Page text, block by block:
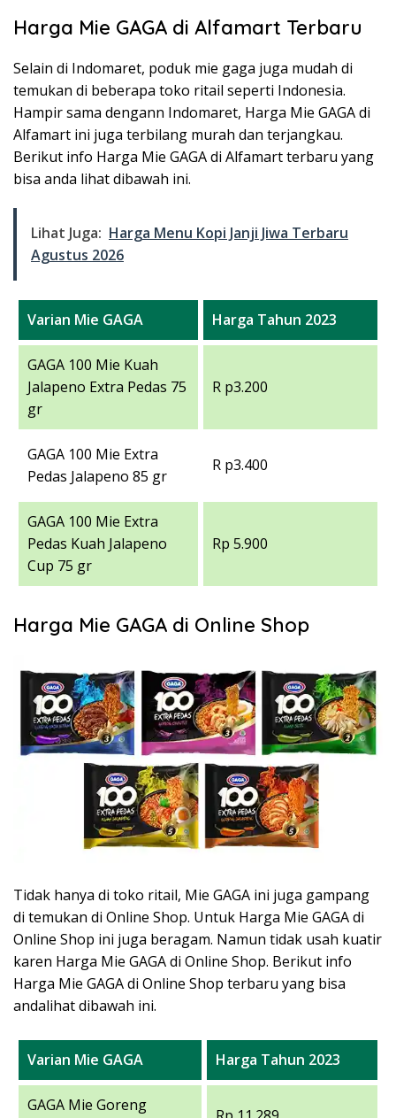
Harga Mie GAGA di Alfamart Terbaru
Selain di Indomaret, poduk mie gaga juga mudah di
temukan di beberapa toko ritail seperti Indonesia.
Hampir sama dengann Indomaret, Harga Mie GAGA di
Alfamart ini juga terbilang murah dan terjangkau.
Berikut info Harga Mie GAGA di Alfamart terbaru yang
bisa anda lihat dibawah ini.
Lihat Juga: Harga Menu Kopi Janji Jiwa Terbaru
Agustus 2026
Varian Mie GAGA Harga Tahun 2023
GAGA 100 Mie Kuah
Jalapeno Extra Pedas 75
gr
R p3.200
GAGA 100 Mie Extra
Pedas Jalapeno 85 gr
R p3.400
GAGA 100 Mie Extra
Pedas Kuah Jalapeno
Cup 75 gr
Rp 5.900
Harga Mie GAGA di Online Shop
Tidak hanya di toko ritail, Mie GAGA ini juga gampang
di temukan di Online Shop. Untuk Harga Mie GAGA di
Online Shop ini juga beragam. Namun tidak usah kuatir
karen Harga Mie GAGA di Online Shop. Berikut info
Harga Mie GAGA di Online Shop terbaru yang bisa
andalihat dibawah ini.
Varian Mie GAGA Harga Tahun 2023
GAGA Mie Goreng